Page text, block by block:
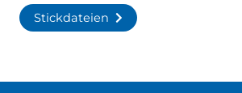
Stickdateien